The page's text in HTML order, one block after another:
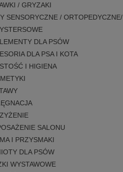
/ GRYZAKI
SENSORYCZNE / ORTOPEDYCZNE/
DLA PSÓW
DLA PSA I KOTA
I HIGIENA
SALONU
I PRZYSMAKI
DLA PSÓW
WYSTAWOWE